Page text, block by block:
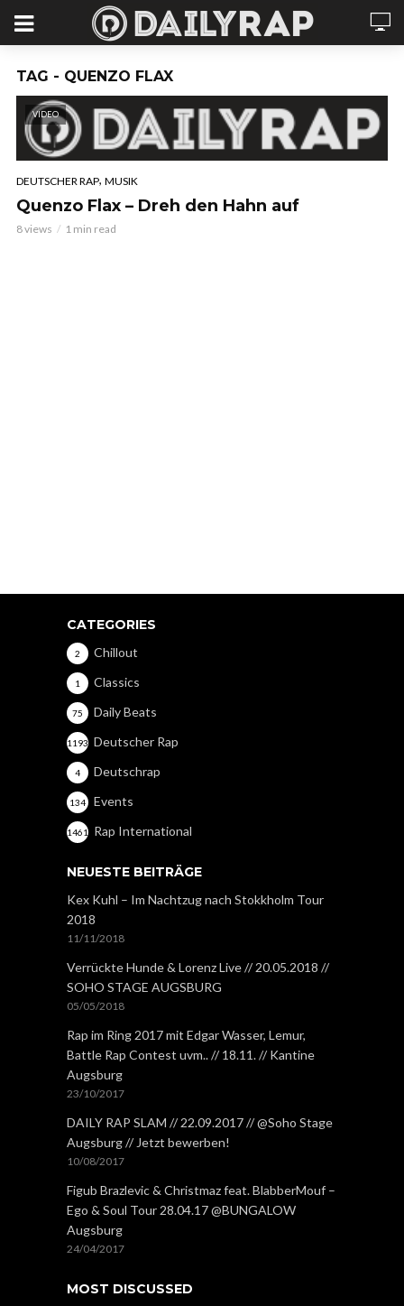
TAG - QUENZO FLAX
VIDEO
DEUTSCHER RAP, MUSIK
Quenzo Flax – Dreh den Hahn auf
8 views 1 min read
CATEGORIES
Chillout
2
Classics
1
Daily Beats
75
Deutscher Rap
1193
Deutschrap
4
Events
134
Rap International
1461
NEUESTE BEITRÄGE
Kex Kuhl – Im Nachtzug nach Stokkholm Tour
2018
11/11/2018
Verrückte Hunde & Lorenz Live // 20.05.2018 //
SOHO STAGE AUGSBURG
05/05/2018
Rap im Ring 2017 mit Edgar Wasser, Lemur,
Battle Rap Contest uvm.. // 18.11. // Kantine
Augsburg
23/10/2017
DAILY RAP SLAM // 22.09.2017 // @Soho Stage
Augsburg // Jetzt bewerben!
10/08/2017
Figub Brazlevic & Christmaz feat. BlabberMouf –
Ego & Soul Tour 28.04.17 @BUNGALOW
Augsburg
24/04/2017
MOST DISCUSSED